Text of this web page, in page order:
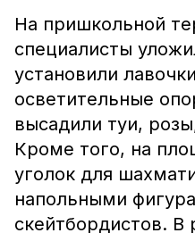
На пришкольной
специалисты
установили
осветительные
высадили туи,
Кроме того, на
уголок для
напольными
скейтбордистов. В